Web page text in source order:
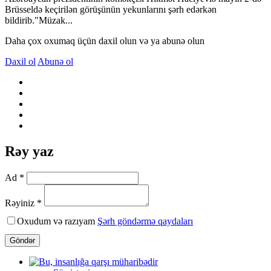
Brüsseldə keçirilən görüşünün yekunlarını şərh edərkən
bildirib."Müzak...
Daha çox oxumaq üçün daxil olun və ya abunə olun
Daxil ol Abunə ol
Rəy yaz
Ad *
Rəyiniz *
Oxudum və razıyam Şərh göndərmə qaydaları
Göndər